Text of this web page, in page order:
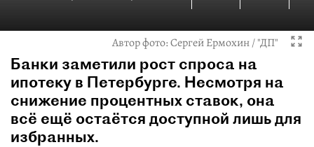
Автор фото:Сергей Ермохин / "ДП"
Банки заметили рост спроса на
ипотеку в Петербурге. Несмотря на
снижение процентных ставок, она
всё ещё остаётся доступной лишь для
избранных.